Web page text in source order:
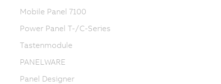
Mobile Panel 7100
Power Panel T-/C-Series
Tastenmodule
PANELWARE
Panel Designer